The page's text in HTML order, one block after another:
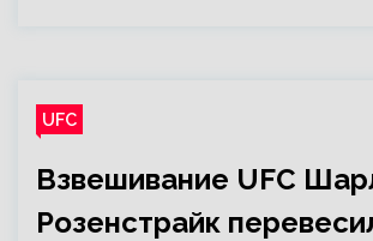
UFC
Взвешивание UFC
Розенстрайк